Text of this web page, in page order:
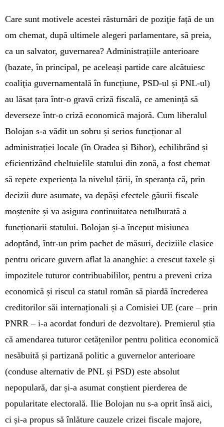
Care sunt motivele acestei răsturnări de poziţie față de un
om chemat, după ultimele alegeri parlamentare, să preia,
ca un salvator, guvernarea? Administrațiile anterioare
(bazate, în principal, pe aceleași partide care alcătuiesc
coaliţia guvernamentală în funcțiune, PSD-ul și PNL-ul)
au lăsat țara într-o gravă criză fiscală, ce amenință să
deverseze într-o criză economică majoră. Cum liberalul
Bolojan s-a vădit un sobru și serios funcționar al
administrației locale (în Oradea și Bihor), echilibrând și
eficientizând cheltuielile statului din zonă, a fost chemat
să repete experiența la nivelul țării, în speranța că, prin
decizii dure asumate, va depăși efectele găurii fiscale
moștenite și va asigura continuitatea netulburată a
funcționarii statului. Bolojan și-a început misiunea
adoptând, într-un prim pachet de măsuri, deciziile clasice
pentru oricare guvern aflat la ananghie: a crescut taxele și
impozitele tuturor contribuabililor, pentru a preveni criza
economică și riscul ca statul român să piardă încrederea
creditorilor săi internaționali și a Comisiei UE (care – prin
PNRR – i-a acordat fonduri de dezvoltare). Premierul știa
că amendarea tuturor cetățenilor pentru politica economică
nesăbuită și partizană politic a guvernelor anterioare
(conduse alternativ de PNL și PSD) este absolut
nepopulară, dar și-a asumat conștient pierderea de
popularitate electorală. Ilie Bolojan nu s-a oprit însă aici,
ci și-a propus să înlăture cauzele crizei fiscale majore,